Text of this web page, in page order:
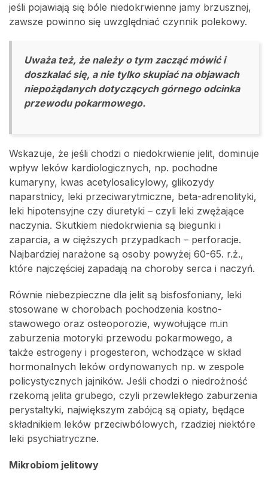
jeśli pojawiają się bóle niedokrwienne jamy brzusznej,
zawsze powinno się uwzględniać czynnik polekowy.
Uważa też, że należy o tym zacząć mówić i
doszkalać się, a nie tylko skupiać na objawach
niepożądanych dotyczących górnego odcinka
przewodu pokarmowego.
Wskazuje, że jeśli chodzi o niedokrwienie jelit, dominuje
wpływ leków kardiologicznych, np. pochodne
kumaryny, kwas acetylosalicylowy, glikozydy
naparstnicy, leki przeciwarytmiczne, beta-adrenolityki,
leki hipotensyjne czy diuretyki – czyli leki zwężające
naczynia. Skutkiem niedokrwienia są biegunki i
zaparcia, a w cięższych przypadkach – perforacje.
Najbardziej narażone są osoby powyżej 60-65. r.ż.,
które najczęściej zapadają na choroby serca i naczyń.
Równie niebezpieczne dla jelit są bisfosfoniany, leki
stosowane w chorobach pochodzenia kostno-
stawowego oraz osteoporozie, wywołujące m.in
zaburzenia motoryki przewodu pokarmowego, a
także estrogeny i progesteron, wchodzące w skład
hormonalnych leków ordynowanych np. w zespole
policystycznych jajników. Jeśli chodzi o niedrożność
rzekomą jelita grubego, czyli przewlekłego zaburzenia
perystaltyki, największym zabójcą są opiaty, będące
składnikiem leków przeciwbólowych, rzadziej niektóre
leki psychiatryczne.
Mikrobiom jelitowy